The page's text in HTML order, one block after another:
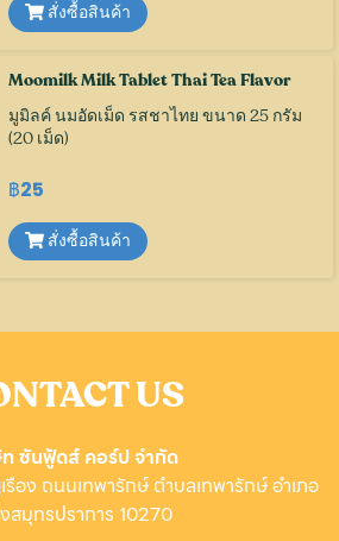
สั่งซื้อสินค้า
Moomilk Milk Tablet Thai Tea Flavor
มูมิลค์ นมอัดเม็ด รสชาไทย ขนาด 25 กรัม
(20 เม็ด)
฿25
สั่งซื้อสินค้า
US
ซันฟู้ดส์ คอร์ป จํากัด
อง ถนนเทพารักษ์ ตำบลเทพารักษ์ อำเภอ
สมุทรปราการ 10270